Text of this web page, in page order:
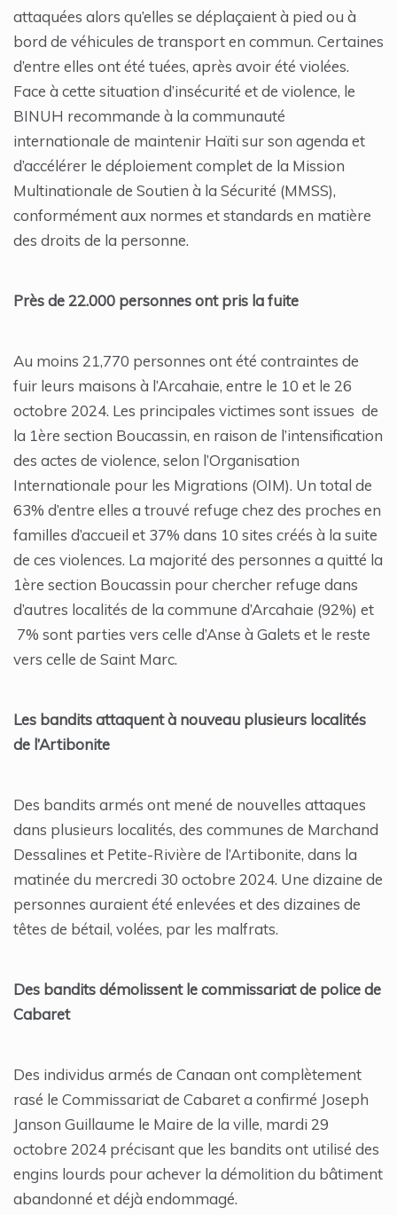
attaquées alors qu’elles se déplaçaient à pied ou à
bord de véhicules de transport en commun. Certaines
d’entre elles ont été tuées, après avoir été violées.
Face à cette situation d’insécurité et de violence, le
BINUH recommande à la communauté
internationale de maintenir Haïti sur son agenda et
d’accélérer le déploiement complet de la Mission
Multinationale de Soutien à la Sécurité (MMSS),
conformément aux normes et standards en matière
des droits de la personne.
Près de 22.000 personnes ont pris la fuite
Au moins 21,770 personnes ont été contraintes de
fuir leurs maisons à l’Arcahaie, entre le 10 et le 26
octobre 2024. Les principales victimes sont issues de
la 1ère section Boucassin, en raison de l’intensification
des actes de violence, selon l’Organisation
Internationale pour les Migrations (OIM). Un total de
63% d’entre elles a trouvé refuge chez des proches en
familles d’accueil et 37% dans 10 sites créés à la suite
de ces violences. La majorité des personnes a quitté la
1ère section Boucassin pour chercher refuge dans
d’autres localités de la commune d’Arcahaie (92%) et
7% sont parties vers celle d’Anse à Galets et le reste
vers celle de Saint Marc.
Les bandits attaquent à nouveau plusieurs localités
de l’Artibonite
Des bandits armés ont mené de nouvelles attaques
dans plusieurs localités, des communes de Marchand
Dessalines et Petite-Rivière de l’Artibonite, dans la
matinée du mercredi 30 octobre 2024. Une dizaine de
personnes auraient été enlevées et des dizaines de
têtes de bétail, volées, par les malfrats.
Des bandits démolissent le commissariat de police de
Cabaret
Des individus armés de Canaan ont complètement
rasé le Commissariat de Cabaret a confirmé Joseph
Janson Guillaume le Maire de la ville, mardi 29
octobre 2024 précisant que les bandits ont utilisé des
engins lourds pour achever la démolition du bâtiment
abandonné et déjà endommagé.